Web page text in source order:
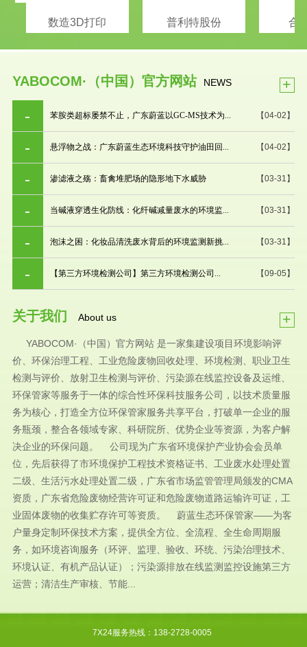
数造3D打印 普利特股份 合
YABOCOM·（中国）官方网站 NEWS +
【04-02】
苯胺类超标屡禁不止，广东蔚蓝以GC-MS技术为...
【04-02】
悬浮物之战：广东蔚蓝生态环境科技守护油田回...
【03-31】
渗滤液之殇：畜禽堆肥场的隐形地下水威胁
【03-31】
当碱液穿透生化防线：化纤碱减量废水的环境监...
【03-31】
泡沫之困：化妆品清洗废水背后的环境监测新挑...
【09-05】
【第三方环境检测公司】第三方环境检测公司...
关于我们 About us +
YABOCOM·（中国）官方网站 是一家集建设项目环境影响评
价、环保治理工程、工业危险废物回收处理、环境检测、职业卫生
检测与评价、放射卫生检测与评价、污染源在线监控设备及运维、
环保管家等服务于一体的综合性环保科技服务公司，以技术质量服
务为核心，打造全方位环保管家服务共享平台，打破单一企业的服
务瓶颈，整合各领域专家、科研院所、优势企业等资源，为客户解
决企业的环保问题。 公司现为广东省环境保护产业协会会员单
位，先后获得了市环境保护工程技术资格证书、工业废水处理处置
二级、生活污水处理处置二级，广东省市场监管管理局颁发的CMA
资质，广东省危险废物经营许可证和危险废物道路运输许可证，工
业固体废物的收集贮存许可等资质。 蔚蓝生态环保管家——为客
户量身定制环保技术方案，提供全方位、全流程、全生命周期服
务，如环境咨询服务（环评、监理、验收、环统、污染治理技术、
环境认证、有机产品认证）；污染源排放在线监测监控设施第三方
运营；清洁生产审核、节能...
7X24服务热线：138-2728-0005